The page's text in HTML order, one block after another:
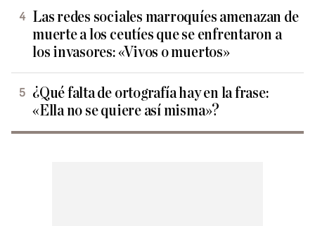
Las redes sociales marroquíes amenazan de
muerte a los ceutíes que se enfrentaron a
los invasores: «Vivos o muertos»
¿Qué falta de ortografía hay en la frase:
«Ella no se quiere así misma»?